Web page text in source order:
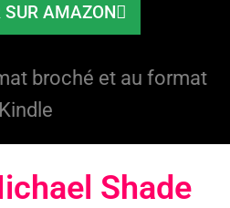
SUR AMAZON
broché et au format
Kindle
Shade​